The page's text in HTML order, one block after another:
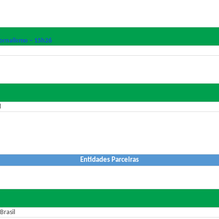
– 15h26
Entidades Parceiras